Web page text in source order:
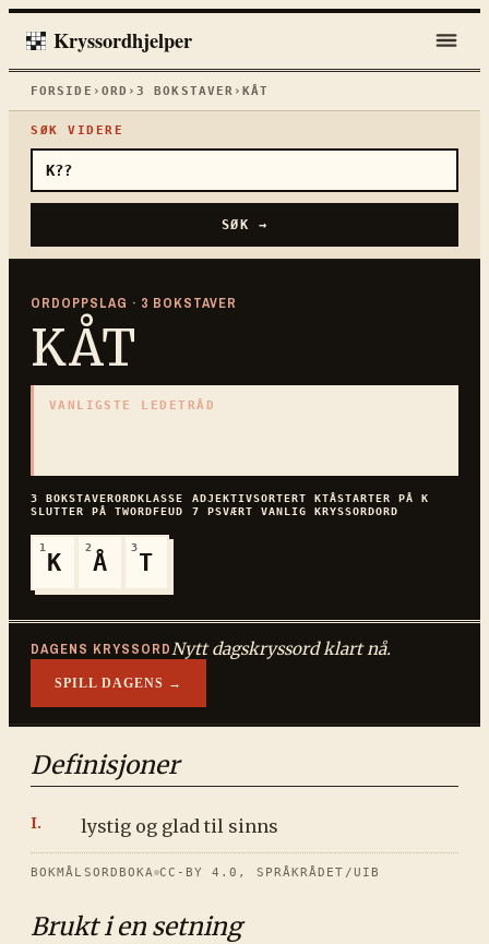
Kryssordhjelper
FORSIDE › ORD ›3 BOKSTAVER ›KÅT
SØK VIDERE
SØK →
ORDOPPSLAG · 3 BOKSTAVER
KÅT
VANLIGSTE LEDETRÅD
3 BOKSTAVERORDKLASSE ADJEKTIVSORTERT KTÅSTARTER PÅK
SLUTTER PÅTWORDFEUD 7 PSVÆRT VANLIG KRYSSORDORD
1
K
2
Å
3
T
DAGENS KRYSSORDNytt dagskryssord klart nå.
SPILL DAGENS →
Definisjoner
lystig og glad til sinns
BOKMÅLSORDBOKA CC-BY 4.0, SPRÅKRÅDET/UIB
Brukt i en setning